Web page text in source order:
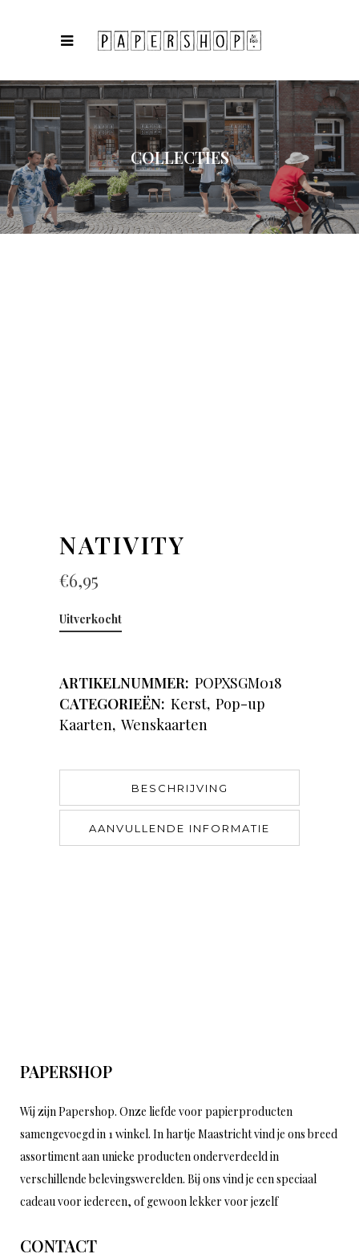
COLLECTIES
NATIVITY
€6,95
Uitverkocht
ARTIKELNUMMER: POPXSGM018
CATEGORIEËN: Kerst, Pop-up
Kaarten, Wenskaarten
BESCHRIJVING
AANVULLENDE INFORMATIE
PAPERSHOP
Wij zijn Papershop. Onze liefde voor papierproducten
samengevoegd in 1 winkel. In hartje Maastricht vind je ons breed
assortiment aan unieke producten onderverdeeld in
verschillende belevingswerelden. Bij ons vind je een speciaal
cadeau voor iedereen, of gewoon lekker voor jezelf
CONTACT